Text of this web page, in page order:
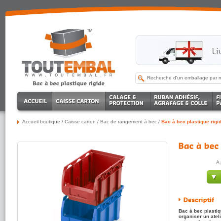
Accueil boutique / Caisse carton / Bac de rangement à bec / Bac à bec plastique
A
Bac à bec
organiser un